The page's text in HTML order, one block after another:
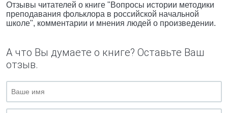
Отзывы читателей о книге "Вопросы истории методики
преподавания фольклора в российской начальной
школе", комментарии и мнения людей о произведении.
А что Вы думаете о книге? Оставьте Ваш
отзыв.